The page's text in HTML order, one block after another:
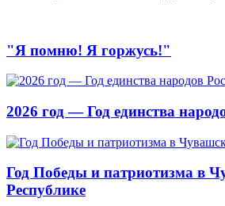
"Я помню! Я горжусь!"
2026 год — Год единства
Год Победы и патриотизма в
Республике